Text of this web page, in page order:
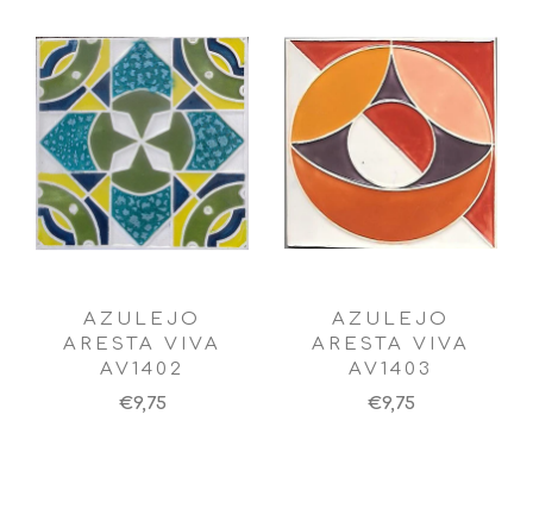
AZULEJO
ARESTA VIVA
AV1402
€9,75
AZULEJO
ARESTA VIVA
AV1403
€9,75